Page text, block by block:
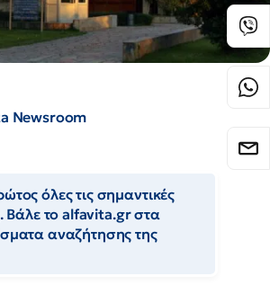
Newsroom
όλες τις σημαντικές
Βάλε το alfavita.gr στα
αναζήτησης της